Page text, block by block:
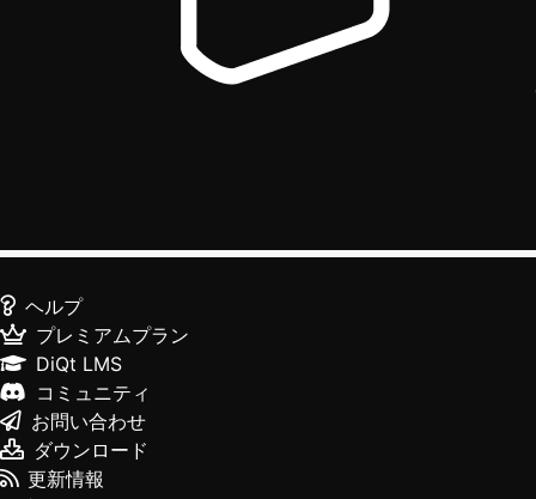
ヘルプ
プレミアムプラン
DiQt LMS
コミュニティ
お問い合わせ
ダウンロード
更新情報